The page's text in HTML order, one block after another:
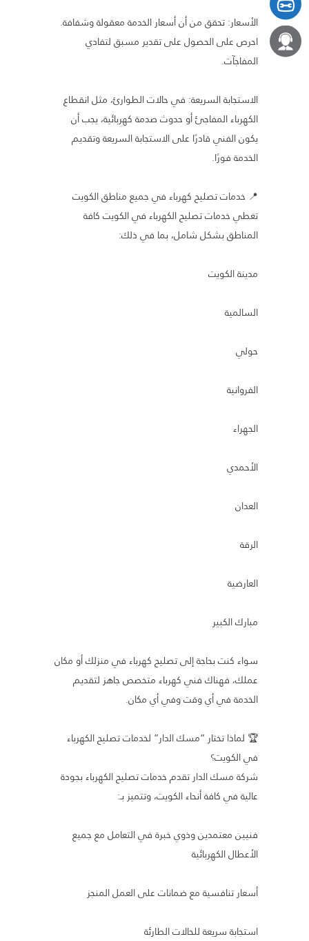
الأسعار: تحقق من أن أسعار الخدمة معقولة وشفافة.
احرص على الحصول على تقدير مسبق لتفادي
المفاجآت.
الاستجابة السريعة: في حالات الطوارئ، مثل انقطاع
الكهرباء المفاجئ أو حدوث صدمة كهربائية، يجب أن
يكون الفني قادرًا على الاستجابة السريعة وتقديم
الخدمة فورًا.
📍 خدمات تصليح كهرباء في جميع مناطق الكويت
تغطي خدمات تصليح الكهرباء في الكويت كافة
المناطق بشكل شامل، بما في ذلك:
مدينة الكويت
السالمية
حولي
الفروانية
الجهراء
الأحمدي
العدان
الرقة
العارضية
مبارك الكبير
سواء كنت بحاجة إلى تصليح كهرباء في منزلك أو مكان
عملك، فهناك فني كهرباء متخصص جاهز لتقديم
الخدمة في أي وقت وفي أي مكان.
🏆 لماذا تختار “مسك الدار” لخدمات تصليح الكهرباء
في الكويت؟
شركة مسك الدار تقدم خدمات تصليح الكهرباء بجودة
عالية في كافة أنحاء الكويت، وتتميز بـ:
فنيين معتمدين وذوي خبرة في التعامل مع جميع
الأعطال الكهربائية
أسعار تنافسية مع ضمانات على العمل المنجز
استجابة سريعة للحالات الطارئة